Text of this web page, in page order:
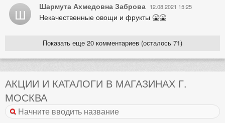
Ш Шармута Ахмедовна Заброва 12.08.2021 15:25
Некачественные овощи и фрукты 🤮🤮
Показать еще 20 комментариев (осталось 71)
АКЦИИ И КАТАЛОГИ В МАГАЗИНАХ Г.
МОСКВА